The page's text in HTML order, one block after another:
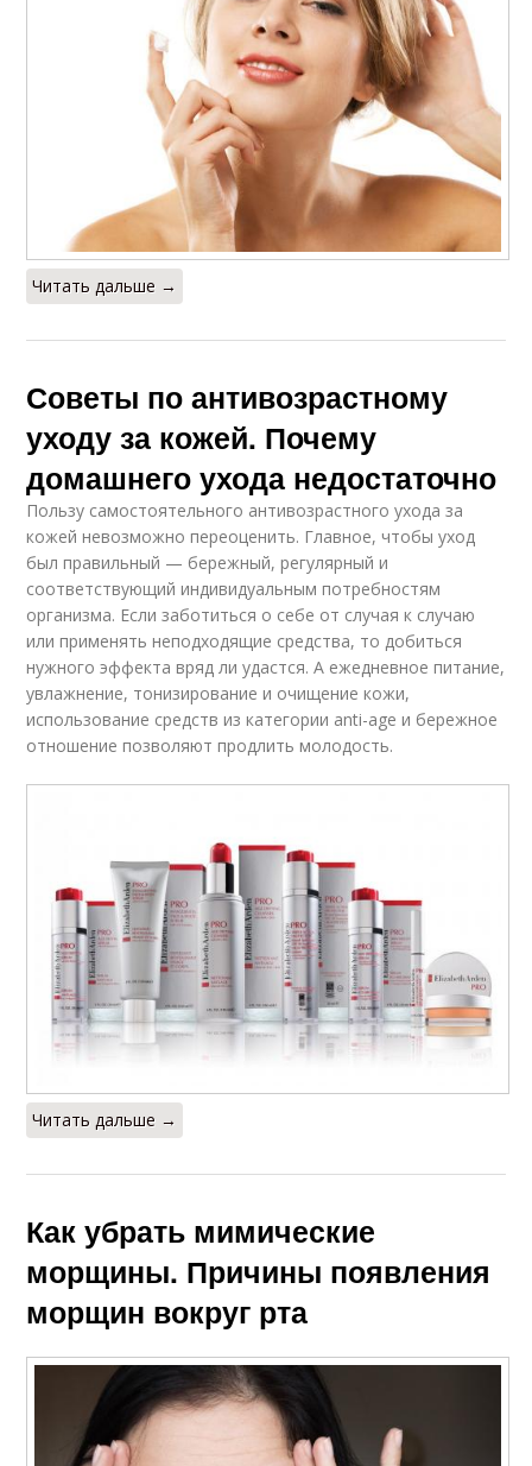
Читать дальше →
Советы по антивозрастному
уходу за кожей. Почему
домашнего ухода недостаточно
Пользу самостоятельного антивозрастного ухода за
кожей невозможно переоценить. Главное, чтобы уход
был правильный — бережный, регулярный и
соответствующий индивидуальным потребностям
организма. Если заботиться о себе от случая к случаю
или применять неподходящие средства, то добиться
нужного эффекта вряд ли удастся. А ежедневное питание,
увлажнение, тонизирование и очищение кожи,
использование средств из категории anti-age и бережное
отношение позволяют продлить молодость.
Читать дальше →
Как убрать мимические
морщины. Причины появления
морщин вокруг рта